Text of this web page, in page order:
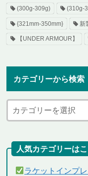
(300g-309g) (310g-
{321mm-350mm} 新
【UNDER ARMOUR】
カテゴリーから検索
人気カテゴリーは
ラケットインプ